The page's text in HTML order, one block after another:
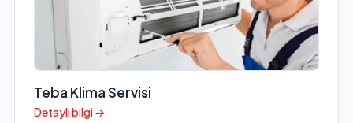
Teba Klima Servisi
Detaylı bilgi →